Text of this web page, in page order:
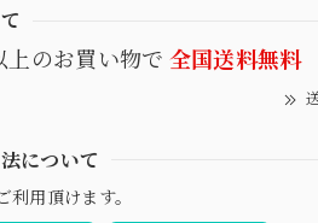
上のお買い物で 全国送料無料
について
利用頂けます。